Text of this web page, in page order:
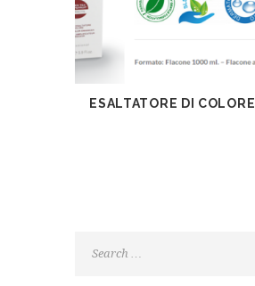
ESALTATORE DI COLORE